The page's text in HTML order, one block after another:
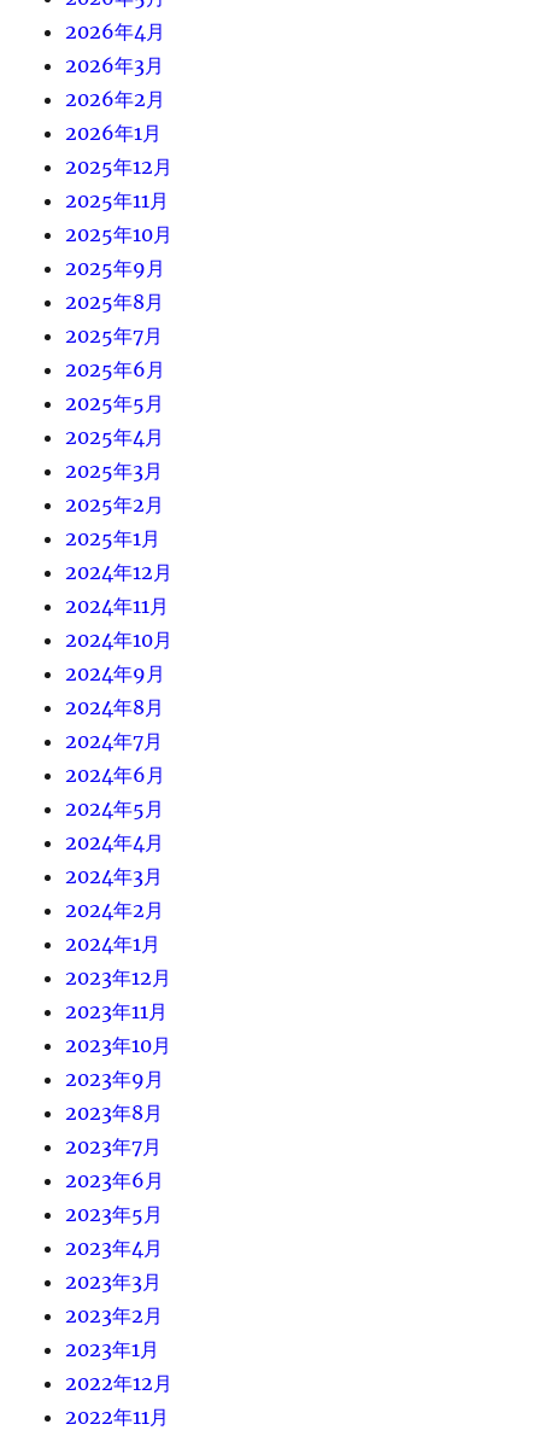
2026年4月
2026年3月
2026年2月
2026年1月
2025年12月
2025年11月
2025年10月
2025年9月
2025年8月
2025年7月
2025年6月
2025年5月
2025年4月
2025年3月
2025年2月
2025年1月
2024年12月
2024年11月
2024年10月
2024年9月
2024年8月
2024年7月
2024年6月
2024年5月
2024年4月
2024年3月
2024年2月
2024年1月
2023年12月
2023年11月
2023年10月
2023年9月
2023年8月
2023年7月
2023年6月
2023年5月
2023年4月
2023年3月
2023年2月
2023年1月
2022年12月
2022年11月